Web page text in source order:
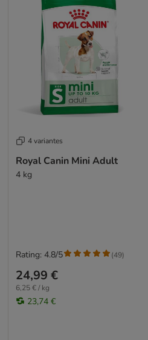
4 variantes
Royal Canin Mini Adult
4 kg
24,99 €
6,25 € / kg
23,74 €
Rating: 4.8/5 (49)